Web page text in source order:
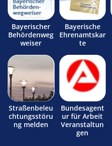
Bayerischer
Behördenweg
weiser
Bayerische
Ehrenamtskar
te
Straßenbeleu
chtungsstöru
ng melden
Bundesagent
ur für Arbeit
Veranstaltun
gen